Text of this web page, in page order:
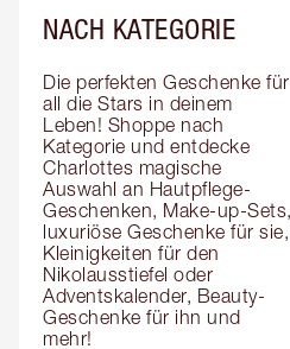
NACH KATEGORIE
Die perfekten Geschenke für
all die Stars in deinem
Leben! Shoppe nach
Kategorie und entdecke
Charlottes magische
Auswahl an Hautpflege-
Geschenken, Make-up-Sets,
luxuriöse Geschenke für sie,
Kleinigkeiten für den
Nikolausstiefel oder
Adventskalender, Beauty-
Geschenke für ihn und
mehr!